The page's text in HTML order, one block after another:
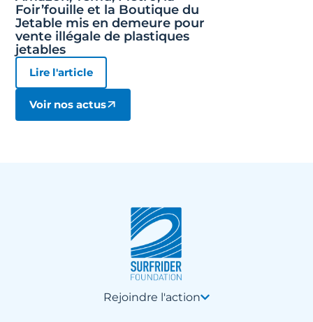
Foir’fouille et la Boutique du
Jetable mis en demeure pour
vente illégale de plastiques
jetables
Lire l'article
Voir nos actus
Rejoindre l'action